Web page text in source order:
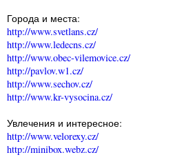
Города и места:
http://www.svetlans.cz/
http://www.ledecns.cz/
http://www.obec-vilemovice.cz/
http://pavlov.w1.cz/
http://www.sechov.cz/
http://www.kr-vysocina.cz/
Увлечения и интересное:
http://www.velorexy.cz/
http://minibox.webz.cz/